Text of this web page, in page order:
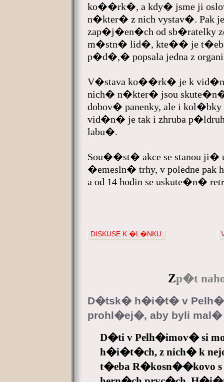
ko��rk�, a kdy� jsme ji
n�kter� z nich vystav�.
zap�j�en�ch od
m�stn� lid�, kte�� je
p�d�,� popsala jedna z
V�stava ko��rk� je k
nich� n�kter� jsou
dobov� panenky, ale i
vid�n� je tak i zhruba
labu�.
Sou��st� akce se stanou
�emesln� trhy, v poledne pak
a od 14 hodin se uskute�n�
DISKUSE K �L�NKU
Zp�t
D�tsk� h�i�t� v
prohl�ej�, aby byli
D�ti v Pelh�imov� si
h�i�t�ch, z nich� k
t�eba R�kosn��kovo s